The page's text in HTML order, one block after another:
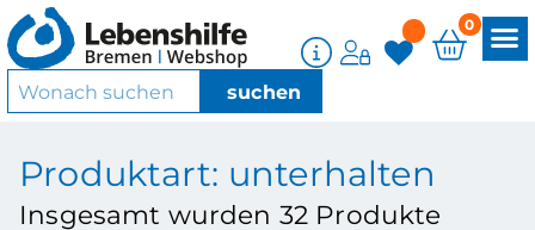
0
Produktart: unterhalten
Insgesamt wurden 32 Produkte